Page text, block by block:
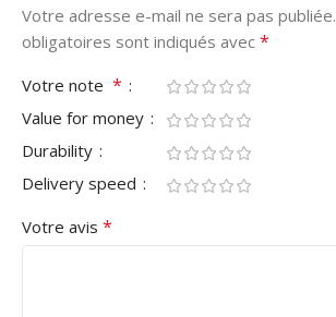
Votre adresse e-mail ne sera pas publiée.
obligatoires sont indiqués avec *
Votre note *
Value for money
Durability
Delivery speed
Votre avis *